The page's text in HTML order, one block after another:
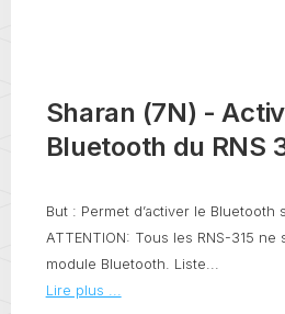
Sharan (7N) -
Bluetooth du RNS
But : Permet d’activer le Bluetooth
ATTENTION: Tous les RNS-315 ne
module Bluetooth. Liste...
Lire plus ...